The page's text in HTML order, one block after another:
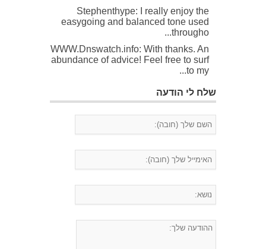
Stephenthype: I really enjoy the
easygoing and balanced tone used
througho...
WWW.Dnswatch.info: With thanks. An
abundance of advice! Feel free to surf
to my...
שלח לי הודעה